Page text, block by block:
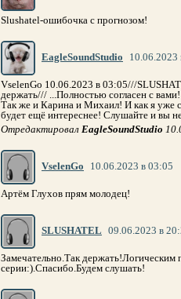
Slushatel-ошибочка с прогнозом!
EagleSoundStudio 10.06.2023
VselenGo 10.06.2023 в 03:05///
держать/// ...Полностью согласен с
Так же и Карина и Михаил! И как я уже
будет ещё интереснее! Слушайте и вы
Отредактировал EagleSoundStudio
VselenGo 10.06.2023 в 03:05
Артём Глухов прям молодец!
SLUSHATEL 09.06.2023 в
Замечательно.Так
серии:).Спасибо.Будем слушать!